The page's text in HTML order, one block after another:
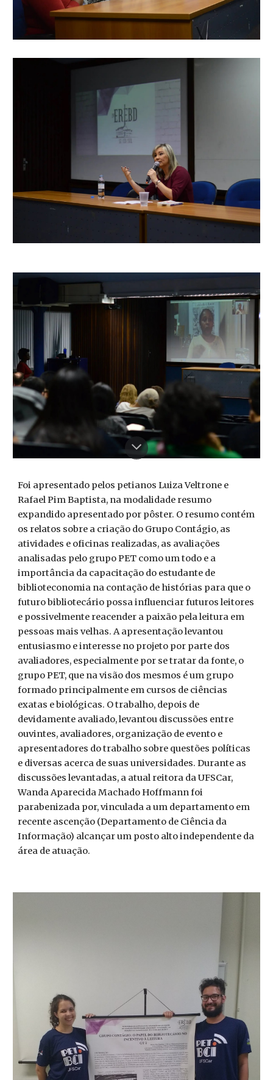
Foi apresentado pelos petianos Luiza Veltrone e
Rafael Pim Baptista, na modalidade resumo
expandido apresentado por pôster. O resumo contém
os relatos sobre a criação do Grupo Contágio, as
atividades e oficinas realizadas, as avaliações
analisadas pelo grupo PET como um todo e a
importância da capacitação do estudante de
biblioteconomia na contação de histórias para que o
futuro bibliotecário possa influenciar futuros leitores
e possivelmente reacender a paixão pela leitura em
pessoas mais velhas. A apresentação levantou
entusiasmo e interesse no projeto por parte dos
avaliadores, especialmente por se tratar da fonte, o
grupo PET, que na visão dos mesmos é um grupo
formado principalmente em cursos de ciências
exatas e biológicas. O trabalho, depois de
devidamente avaliado, levantou discussões entre
ouvintes, avaliadores, organização de evento e
apresentadores do trabalho sobre questões políticas
e diversas acerca de suas universidades. Durante as
discussões levantadas, a atual reitora da UFSCar,
Wanda Aparecida Machado Hoffmann foi
parabenizada por, vinculada a um departamento em
recente ascenção (Departamento de Ciência da
Informação) alcançar um posto alto independente da
área de atuação.